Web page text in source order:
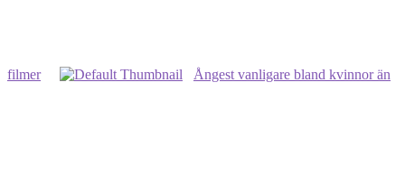
filmer Ångest vanligare bland kvinnor än